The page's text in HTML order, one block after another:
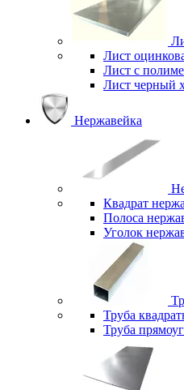
Лист
Лист с
Лист черный
Нержавейка
Квадрат
Полоса
Уголок
Труба
Труба